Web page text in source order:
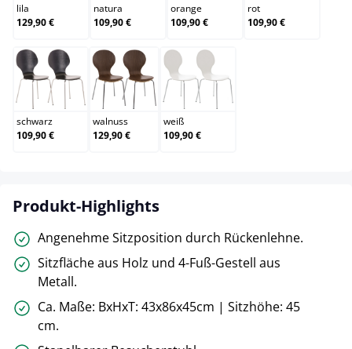
lila
129,90 €
natura
109,90 €
orange
109,90 €
rot
109,90 €
schwarz
schwarz
109,90 €
walnuss
walnuss
129,90 €
weiß
weiß
109,90 €
Produkt-Highlights
Angenehme Sitzposition durch Rückenlehne.
Sitzfläche aus Holz und 4-Fuß-Gestell aus
Metall.
Ca. Maße: BxHxT: 43x86x45cm | Sitzhöhe: 45
cm.